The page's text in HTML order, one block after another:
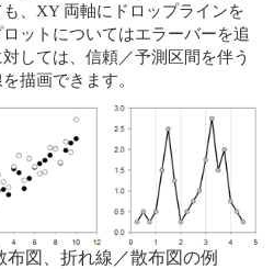
、XY 両軸にドロップラインを
ットについてはエラーバーを追
しては、信頼／予測区間を伴う
描画できます。
図、折れ線／散布図の例